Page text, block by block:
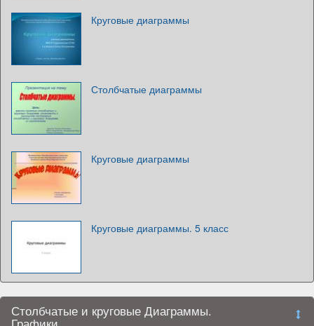
Круговые диаграммы
Столбчатые диаграммы
Круговые диаграммы
Круговые диаграммы. 5 класс
Столбчатые и круговые Диаграммы.